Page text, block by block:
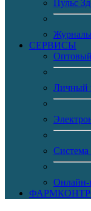
Пульс
Журналы
CЕРВИСЫ
Личный
Система
Онлайн-